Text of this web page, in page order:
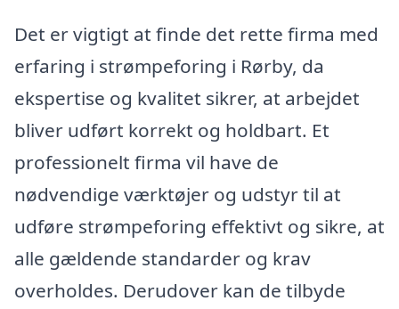
Det er vigtigt at finde det rette firma med
erfaring i strømpeforing i Rørby, da
ekspertise og kvalitet sikrer, at arbejdet
bliver udført korrekt og holdbart. Et
professionelt firma vil have de
nødvendige værktøjer og udstyr til at
udføre strømpeforing effektivt og sikre, at
alle gældende standarder og krav
overholdes. Derudover kan de tilbyde